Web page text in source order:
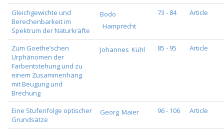
Gleichgewichte und
Berechenbarkeit im
Spektrum der Naturkräfte
Bodo
Hamprecht
73 - 84 Article
Zum Goethe’schen
Urphänomen der
Farbentstehung und zu
einem Zusammenhang
mit Beugung und
Brechung
Johannes Kühl 85 - 95 Article
Eine Stufenfolge optischer
Grundsätze
Georg Maier 96 - 106 Article